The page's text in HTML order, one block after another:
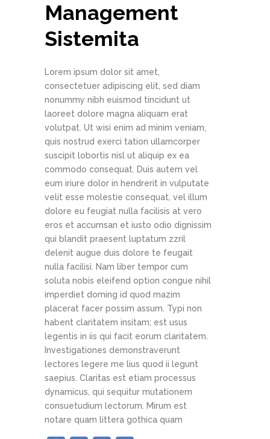
Management
Sistemita
Lorem ipsum dolor sit amet,
consectetuer adipiscing elit, sed diam
nonummy nibh euismod tincidunt ut
laoreet dolore magna aliquam erat
volutpat. Ut wisi enim ad minim veniam,
quis nostrud exerci tation ullamcorper
suscipit lobortis nisl ut aliquip ex ea
commodo consequat. Duis autem vel
eum iriure dolor in hendrerit in vulputate
velit esse molestie consequat, vel illum
dolore eu feugiat nulla facilisis at vero
eros et accumsan et iusto odio dignissim
qui blandit praesent luptatum zzril
delenit augue duis dolore te feugait
nulla facilisi. Nam liber tempor cum
soluta nobis eleifend option congue nihil
imperdiet doming id quod mazim
placerat facer possim assum. Typi non
habent claritatem insitam; est usus
legentis in iis qui facit eorum claritatem.
Investigationes demonstraverunt
lectores legere me lius quod ii legunt
saepius. Claritas est etiam processus
dynamicus, qui sequitur mutationem
consuetudium lectorum. Mirum est
notare quam littera gothica quam